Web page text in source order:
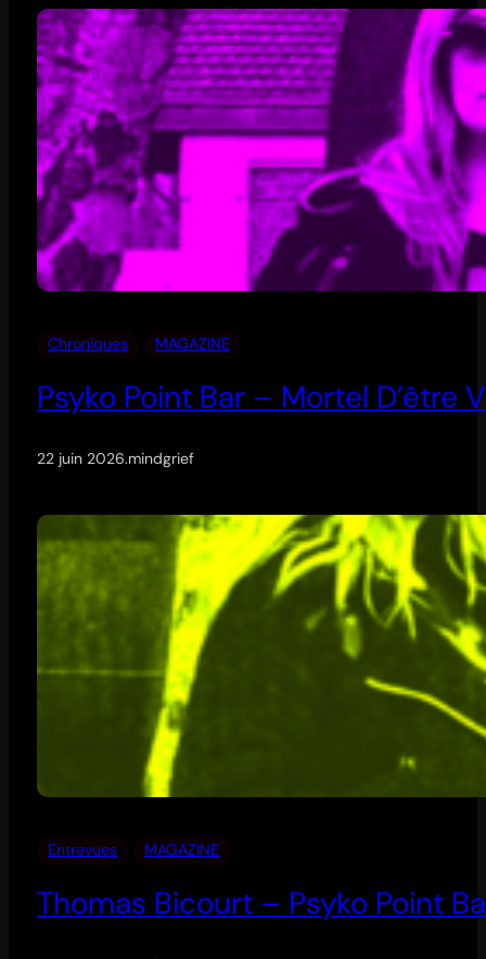
Chroniques MAGAZINE
Psyko Point Bar – Mortel D’être
22 juin 2026.mindgrief
Entrevues MAGAZINE
Thomas Bicourt – Psyko Point